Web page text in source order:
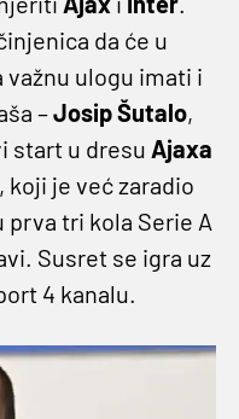
da će u
ulogu imati i
–Josip Šutalo,
start u dresu Ajaxa
, koji je već zaradio
prva tri kola Serie A
Susret se igra uz
4 kanalu.